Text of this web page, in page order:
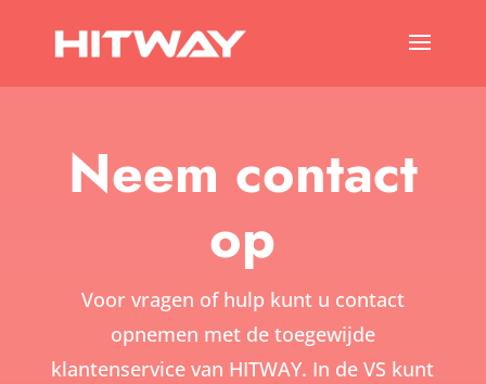
Neem contact
op
Voor vragen of hulp kunt u contact
opnemen met de toegewijde
klantenservice van HITWAY. In de VS kunt